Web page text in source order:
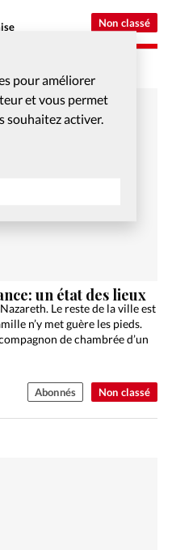
pour améliorer
et vous permet
souhaitez activer.
Non classé
Non classé
un état des lieux
Le reste de la ville est
n’y met guère les pieds.
de chambrée d’un
Abonnés